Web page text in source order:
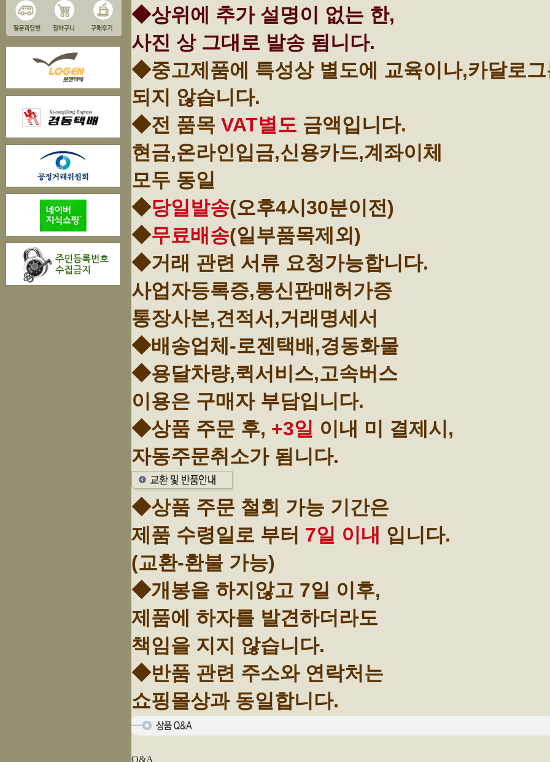
◆상위에 추가 설명이 없는 한,
사진 상 그대로 발송 됨니다.
◆중고제품에 특성상 별도에 교육이나,카달로
되지 않습니다.
◆전 품목 VAT별도 금액입니다.
현금,온라인입금,신용카드,계좌이체
모두 동일
◆당일발송(오후4시30분이전)
◆무료배송(일부품목제외)
◆거래 관련 서류 요청가능합니다.
사업자등록증,통신판매허가증
통장사본,견적서,거래명세서
◆배송업체-로젠택배,경동화물
◆용달차량,퀵서비스,고속버스
이용은 구매자 부담입니다.
◆상품 주문 후, +3일 이내 미 결제시,
자동주문취소가 됨니다.
◆상품 주문 철회 가능 기간은
제품 수령일로 부터 7일 이내 입니다.
(교환-환불 가능)
◆개봉을 하지않고 7일 이후,
제품에 하자를 발견하더라도
책임을 지지 않습니다.
◆반품 관련 주소와 연락처는
쇼핑몰상과 동일합니다.
Q&A